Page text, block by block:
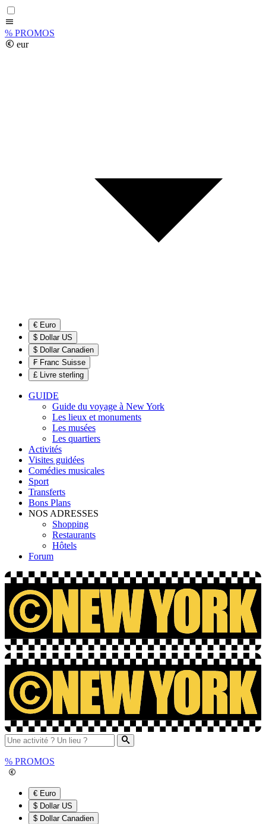
% PROMOS
eur
€ Euro
$ Dollar US
$ Dollar Canadien
₣ Franc Suisse
£ Livre sterling
GUIDE
Guide du voyage à New York
Les lieux et monuments
Les musées
Les quartiers
Activités
Visites guidées
Comédies musicales
Sport
Transferts
Bons Plans
NOS ADRESSES
Shopping
Restaurants
Hôtels
Forum
% PROMOS
€ Euro
$ Dollar US
$ Dollar Canadien